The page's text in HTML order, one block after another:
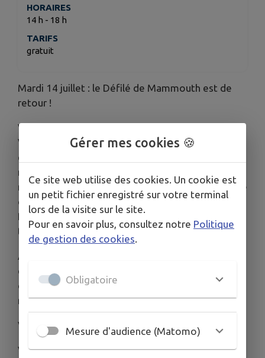
HORAIRES
14 h - 18 h
TARIFS
gratuit
Mardi 14 juillet : le Défilé de Mammouth est de
retour !
Vous êtes créatif ? Vous êtes (un peu) bricoleur ?
Vous avez envie de participer à un moment festif
et original ? Alors
mammouth…
mammouths du 14 juillet ! Seul, en famille ou entre
copains, imaginez et fabriquez un mammouth.
Petit, grand, drôle, original, réaliste, en papier, en
tissus, végétal… Soyez créatifs !
À partir de 14 h : présentation des mammouths
et stands d’animations (taille du silex, fabrication
d'objet, jeu de rôle, fabrication d'un mammouth
minute, maquillage
Vers 16 h : défilé dans les rues du village
Vers 17 h : concours de barrissements de
Gérer mes cookies 🍪
Ce site web utilise des cookies. Un cookie est
un petit fichier enregistré sur votre terminal
lors de la visite sur le site.
Pour en savoir plus, consultez notre Politique
de gestion des cookies.
Obligatoire
Mesure d'audience (Matomo)